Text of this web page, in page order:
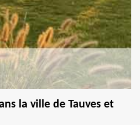
la ville de Tauves et